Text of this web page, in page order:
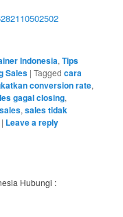
Indonesia,Tips
Sales |Tagged cara
conversion rate,
gagal closing,
,sales tidak
| Leave a reply
Hubungi :